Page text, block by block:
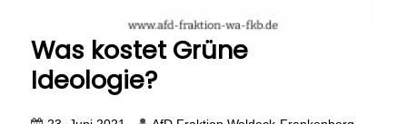
Was kostet Grüne
Ideologie?